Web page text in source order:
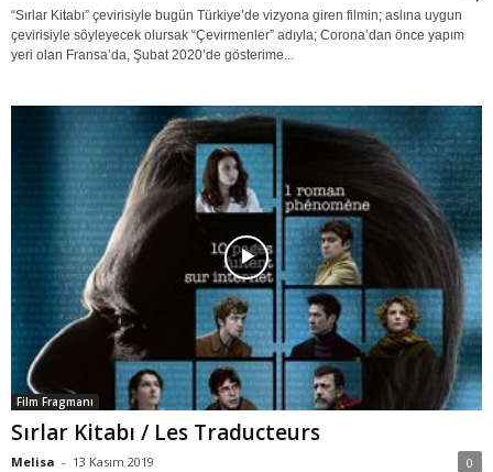
“Sırlar Kitabı” çevirisiyle bugün Türkiye’de vizyona giren filmin; aslına uygun
çevirisiyle söyleyecek olursak “Çevirmenler” adıyla; Corona’dan önce yapım
yeri olan Fransa’da, Şubat 2020’de gösterime...
Film Fragmanı
Sırlar Kitabı / Les Traducteurs
Melisa - 13 Kasım 2019 0